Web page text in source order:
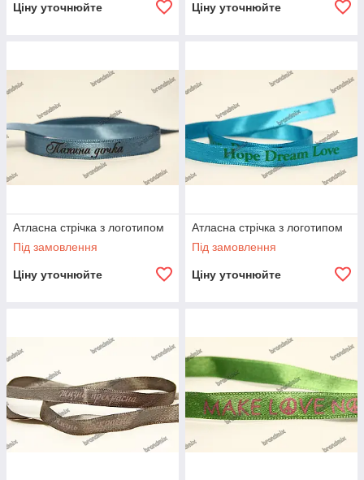
Ціну уточнюйте Ціну уточнюйте
Атласна стрічка з логотипом
Під замовлення
Ціну уточнюйте
Атласна стрічка з логотипом
Під замовлення
Ціну уточнюйте